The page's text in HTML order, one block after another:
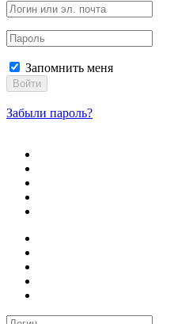
Запомнить меня
Войти
Забыли пароль?